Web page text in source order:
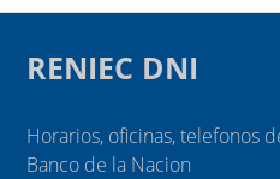
RENIEC DNI
Horarios, oficinas, telefonos
Banco de la Nacion